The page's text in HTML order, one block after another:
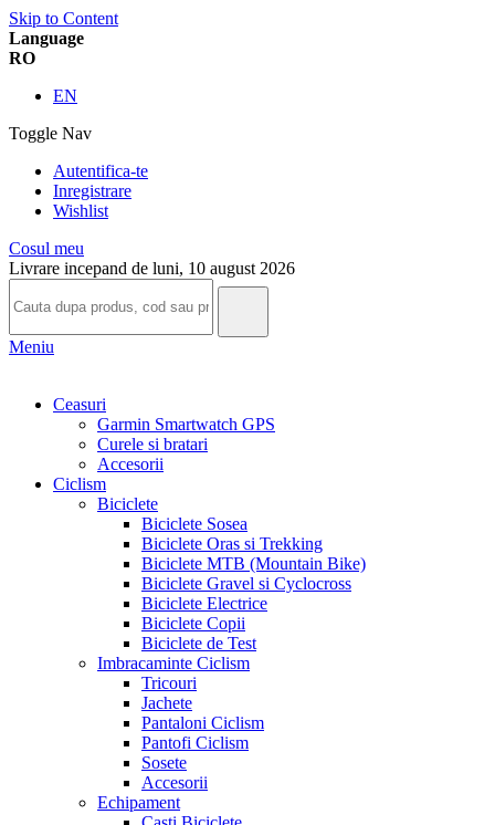
Skip to Content
Language
RO
EN
Toggle Nav
Autentifica-te
Inregistrare
Wishlist
Cosul meu
Livrare incepand de luni, 10 august 2026
Meniu
Ceasuri
Garmin Smartwatch GPS
Curele si bratari
Accesorii
Ciclism
Biciclete
Biciclete Sosea
Biciclete Oras si Trekking
Biciclete MTB (Mountain Bike)
Biciclete Gravel si Cyclocross
Biciclete Electrice
Biciclete Copii
Biciclete de Test
Imbracaminte Ciclism
Tricouri
Jachete
Pantaloni Ciclism
Pantofi Ciclism
Sosete
Accesorii
Echipament